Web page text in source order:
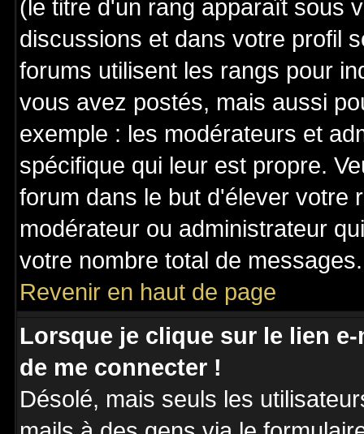
(le titre d'un rang apparaît sous
discussions et dans votre profil
forums utilisent les rangs pour
vous avez postés, mais aussi
exemple : les modérateurs et
spécifique qui leur est propre.
forum dans le but d'élever votre
modérateur ou administrateur
votre nombre total de messages.
Revenir en haut de page
Lorsque je clique sur le lien
de me connecter !
Désolé, mais seuls les